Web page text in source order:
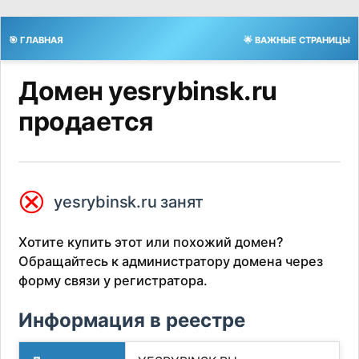
🎯 ГЛАВНАЯ 🌟 ВАЖНЫЕ СТРАНИЦЫ
Домен yesrybinsk.ru
продается
⮿ yesrybinsk.ru занят
Хотите купить этот или похожий домен?
Обращайтесь к администратору домена через
форму связи у регистратора.
Информация в реестре